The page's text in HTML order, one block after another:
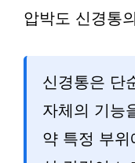
압박도 신경통
신경통은 단
자체의 기능
약 특정 부